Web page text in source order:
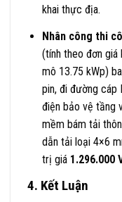
khai thực địa.
Nhân công thi
(tính theo đơn
mô 13.75 kWp)
pin, đi đường cáp
điện bảo vệ tầng
mềm bám tải
dẫn tải loại 4×6
trị giá 1.296.000
4. Kết Luận